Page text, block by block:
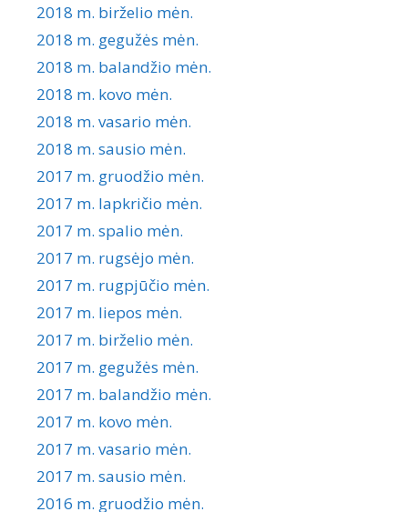
2018 m. birželio mėn.
2018 m. gegužės mėn.
2018 m. balandžio mėn.
2018 m. kovo mėn.
2018 m. vasario mėn.
2018 m. sausio mėn.
2017 m. gruodžio mėn.
2017 m. lapkričio mėn.
2017 m. spalio mėn.
2017 m. rugsėjo mėn.
2017 m. rugpjūčio mėn.
2017 m. liepos mėn.
2017 m. birželio mėn.
2017 m. gegužės mėn.
2017 m. balandžio mėn.
2017 m. kovo mėn.
2017 m. vasario mėn.
2017 m. sausio mėn.
2016 m. gruodžio mėn.